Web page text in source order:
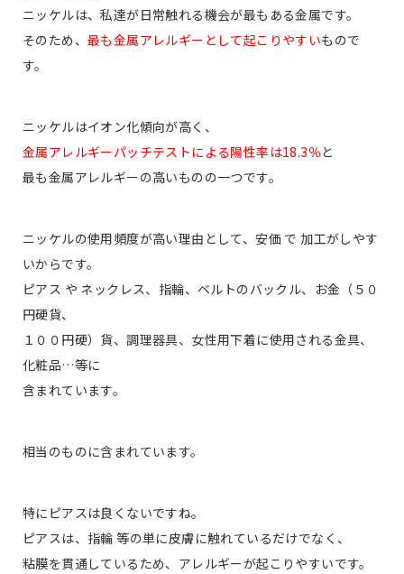
ニッケルは、私達が日常触れる機会が最もある金属です。
そのため、 最も金属アレルギーとして起こりやすいもので
す。
ニッケルはイオン化傾向が高く 、
金属アレルギーパッチテストによる陽性率は18.3％と
最も金属アレルギーの高いものの一つです。
ニッケルの使用頻度が高い理由として、安価 で 加工がしやす
いからです。
ピアス や ネックレス、指輪、ベルトのバックル、お金（５０
円硬貨、
１００円硬）貨、調理器具、女性用下着に使用される金具、
化粧品…等に
含まれています。
相当のものに含まれています。
特にピアスは良くないですね。
ピアスは、指輪 等の単に皮膚に触れているだけでなく、
粘膜を貫通しているため、アレルギーが起こりやすいです。